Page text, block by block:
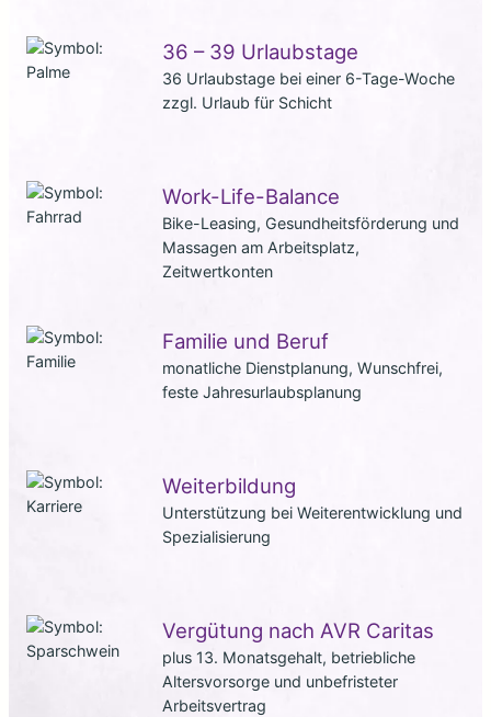
36 – 39 Urlaubstage
36 Urlaubstage bei einer 6-Tage-Woche
zzgl. Urlaub für Schicht
Work-Life-Balance
Bike-Leasing, Gesundheitsförderung und
Massagen am Arbeitsplatz,
Zeitwertkonten
Familie und Beruf
monatliche Dienstplanung, Wunschfrei,
feste Jahresurlaubsplanung
Weiterbildung
Unterstützung bei Weiterentwicklung und
Spezialisierung
Vergütung nach AVR Caritas
plus 13. Monatsgehalt, betriebliche
Altersvorsorge und unbefristeter
Arbeitsvertrag